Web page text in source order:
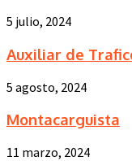
5 julio, 2024
Auxiliar de
5 agosto, 2024
Montacarguista
11 marzo, 2024